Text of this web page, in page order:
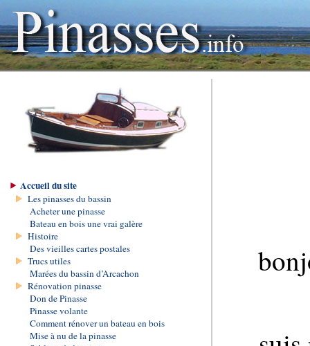
Accueil du site
Les pinasses du bassin
Acheter une pinasse
Bateau en bois une vrai galère
Histoire
Des vieilles cartes postales
Trucs utiles
Marées du bassin d’Arcachon
Rénovation pinasse
Don de Pinasse
Pinasse volante
Comment rénover un bateau en bois
Mise à nu de la pinasse